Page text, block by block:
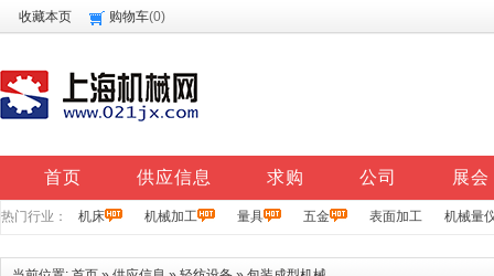
收藏本页 购物车(0)
首页 供应信息 求购 公司 展会
热门行业： 机床 机械加工 量具 五金 表面加工 机械量